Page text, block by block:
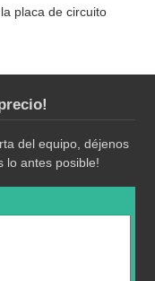
placa de circuito
del equipo, déjenos
lo antes posible!